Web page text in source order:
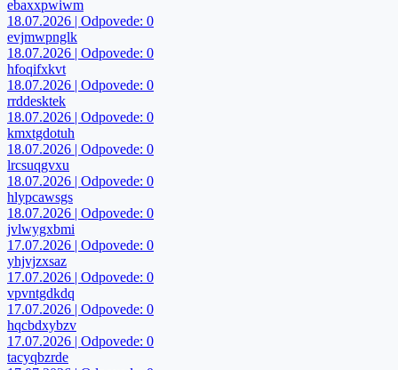
ebaxxpwiwm
18.07.2026 | Odpovede: 0
evjmwpnglk
18.07.2026 | Odpovede: 0
hfoqifxkvt
18.07.2026 | Odpovede: 0
rrddesktek
18.07.2026 | Odpovede: 0
kmxtgdotuh
18.07.2026 | Odpovede: 0
lrcsuqgvxu
18.07.2026 | Odpovede: 0
hlypcawsgs
18.07.2026 | Odpovede: 0
jvlwygxbmi
17.07.2026 | Odpovede: 0
yhjvjzxsaz
17.07.2026 | Odpovede: 0
vpvntgdkdq
17.07.2026 | Odpovede: 0
hqcbdxybzv
17.07.2026 | Odpovede: 0
tacyqbzrde